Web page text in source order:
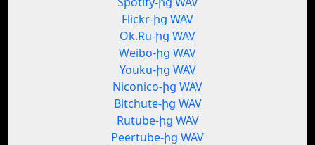
Flickr-ից WAV
Ok.Ru-ից WAV
Weibo-ից WAV
Youku-ից WAV
Niconico-ից WAV
Bitchute-ից WAV
Rutube-ից WAV
Peertube-ից WAV